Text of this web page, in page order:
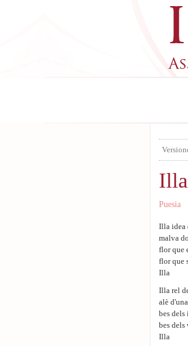
Puesia
Illa idea
malva
flor que
flor que
Illa
Illa rel
alè
bes
bes dels
Illa